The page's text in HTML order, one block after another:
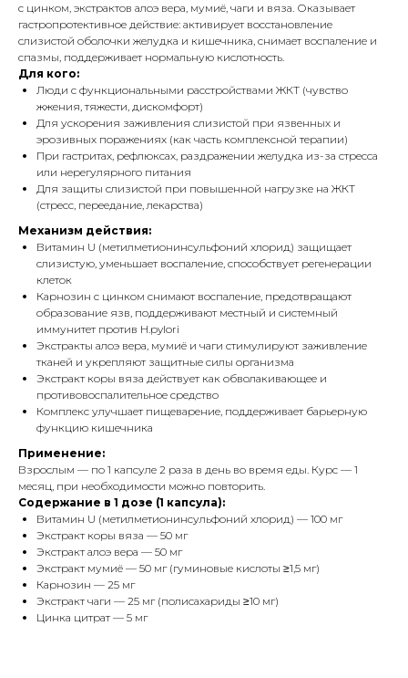
с цинком, экстрактов алоэ вера, мумиё, чаги и вяза. Оказывает
гастропротективное действие: активирует восстановление
слизистой оболочки желудка и кишечника, снимает воспаление и
спазмы, поддерживает нормальную кислотность.
Для кого:
Люди с функциональными расстройствами ЖКТ (чувство
жжения, тяжести, дискомфорт)
Для ускорения заживления слизистой при язвенных и
эрозивных поражениях (как часть комплексной терапии)
При гастритах, рефлюксах, раздражении желудка из-за стресса
или нерегулярного питания
Для защиты слизистой при повышенной нагрузке на ЖКТ
(стресс, переедание, лекарства)
Механизм действия:
Витамин U (метилметионинсульфоний хлорид) защищает
слизистую, уменьшает воспаление, способствует регенерации
клеток
Карнозин с цинком снимают воспаление, предотвращают
образование язв, поддерживают местный и системный
иммунитет против H.pylori
Экстракты алоэ вера, мумиё и чаги стимулируют заживление
тканей и укрепляют защитные силы организма
Экстракт коры вяза действует как обволакивающее и
противовоспалительное средство
Комплекс улучшает пищеварение, поддерживает барьерную
функцию кишечника
Применение:
Взрослым — по 1 капсуле 2 раза в день во время еды. Курс — 1
месяц, при необходимости можно повторить.
Содержание в 1 дозе (1 капсула):
Витамин U (метилметионинсульфоний хлорид) — 100 мг
Экстракт коры вяза — 50 мг
Экстракт алоэ вера — 50 мг
Экстракт мумиё — 50 мг (гуминовые кислоты ≥1,5 мг)
Карнозин — 25 мг
Экстракт чаги — 25 мг (полисахариды ≥10 мг)
Цинка цитрат — 5 мг